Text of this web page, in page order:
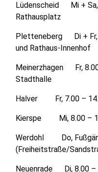
Lüdenscheid Mi + Sa,
Rathausplatz
Pletteneberg Di + Fr,
und Rathaus-Innenhof
Meinerzhagen Fr, 8.00
Stadthalle
Halver Fr, 7.00 –
Kierspe Mi, 8.00 –
Werdohl Do,
(Freiheitstraße/
Neuenrade Di, 8.00 –